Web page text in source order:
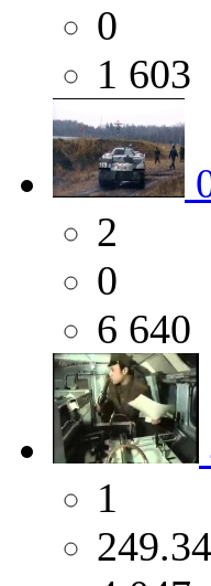
0
1 603
2
0
6 640
1
249.34